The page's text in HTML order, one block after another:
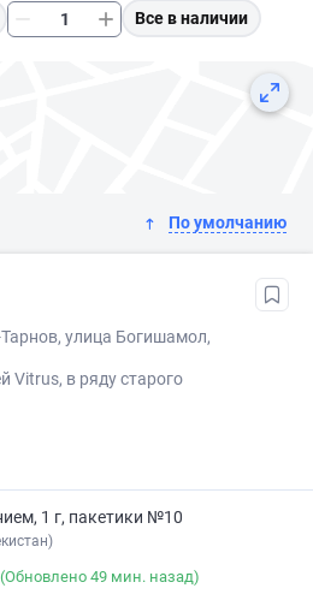
Все в наличии
По умолчанию
улица Богишамол,
Vitrus, в ряду старого
1 г, пакетики №10
(Обновлено 49 мин. назад)